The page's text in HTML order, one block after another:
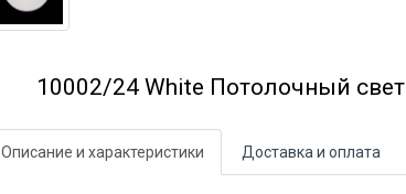
10002/24 White Потолочный
Описание и характеристики Доставка и оплата